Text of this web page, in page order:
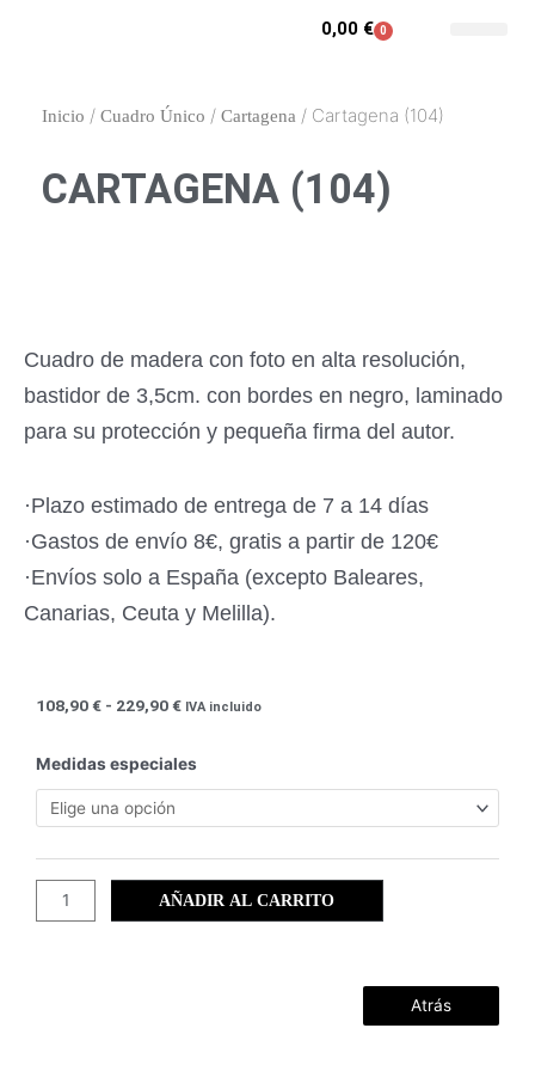
0,00 € 0
Carrito
Inicio / Cuadro Único / Cartagena / Cartagena (104)
CARTAGENA (104)
Cuadro de madera con foto en alta resolución,
bastidor de 3,5cm. con bordes en negro, laminado
para su protección y pequeña firma del autor.
·Plazo estimado de entrega de 7 a 14 días
·Gastos de envío 8€, gratis a partir de 120€
·Envíos solo a España (excepto Baleares,
Canarias, Ceuta y Melilla).
108,90€ - 229,90€Rango
precios:
229,90 €
IVA incluido
Medidas especiales
Cartagena
(104)
cantidad
AÑADIR AL CARRITO
Atrás